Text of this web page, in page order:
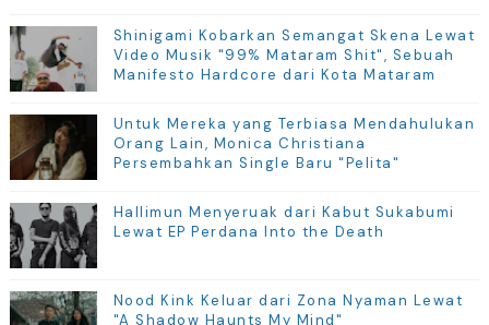
Shinigami Kobarkan Semangat Skena Lewat
Video Musik "99% Mataram Shit", Sebuah
Manifesto Hardcore dari Kota Mataram
Untuk Mereka yang Terbiasa Mendahulukan
Orang Lain, Monica Christiana
Persembahkan Single Baru "Pelita"
Hallimun Menyeruak dari Kabut Sukabumi
Lewat EP Perdana Into the Death
Nood Kink Keluar dari Zona Nyaman Lewat
"A Shadow Haunts My Mind"